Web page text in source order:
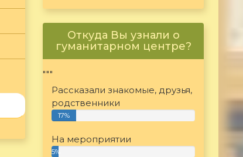
Откуда Вы узнали о
гуманитарном центре?
"""
Рассказали знакомые, друзья,
родственники
17%
На мероприятии
5%